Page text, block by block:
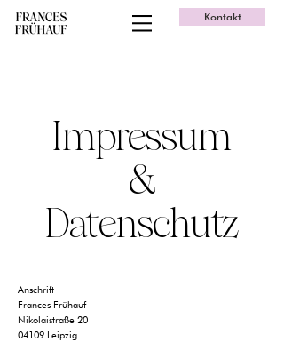
Kontakt
Impressum
&
Datenschutz
Anschrift
Frances Frühauf
Nikolaistraße 20
04109 Leipzig